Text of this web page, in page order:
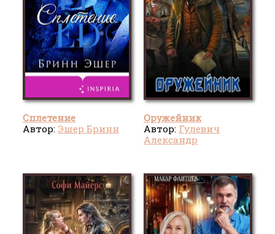
Сплетение
Автор: Эшер Бринн
Оружейник
Автор: Гулевич
Александр